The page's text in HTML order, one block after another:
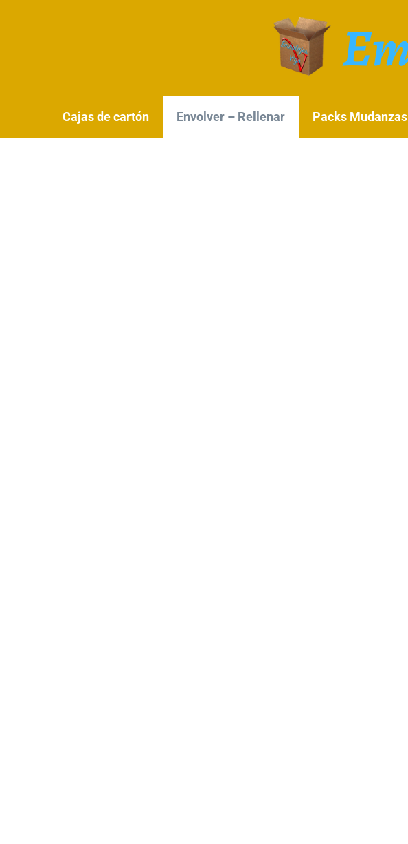
Cajas de cartón Envolver – Rellenar Packs Mudanzas